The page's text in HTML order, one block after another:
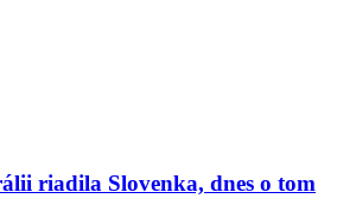
riadila Slovenka, dnes o tom